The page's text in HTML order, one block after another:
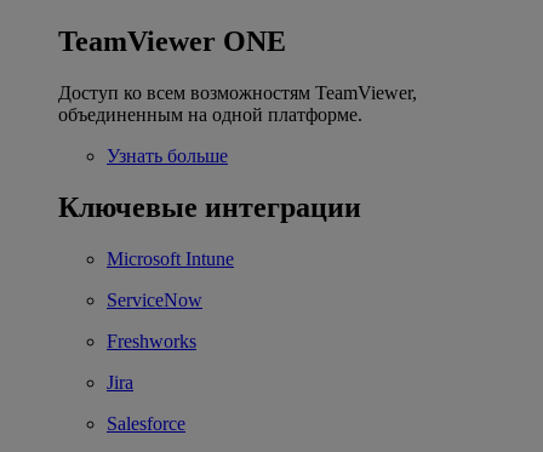
TeamViewer ONE
Доступ ко всем возможностям TeamViewer,
объединенным на одной платформе.
Узнать больше
Ключевые интеграции
Microsoft Intune
ServiceNow
Freshworks
Jira
Salesforce